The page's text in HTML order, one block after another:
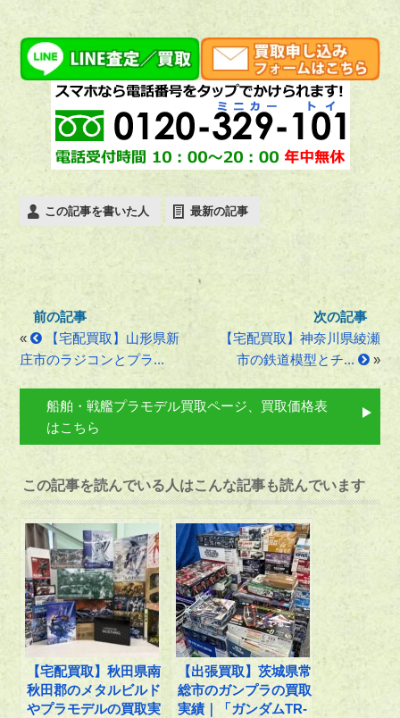
この記事を書いた人 最新の記事
«
【宅配買取】山形県新
庄市のラジコンとプラ...
【宅配買取】神奈川県綾瀬
市の鉄道模型とチ...
»
船舶・戦艦プラモデル買取ページ、買取価格表
はこちら
この記事を読んでいる人はこんな記事も読んでいます
【宅配買取】秋田県南
秋田郡のメタルビルド
やプラモデルの買取実
【出張買取】茨城県常
総市のガンプラの買取
実績｜「ガンダムTR-